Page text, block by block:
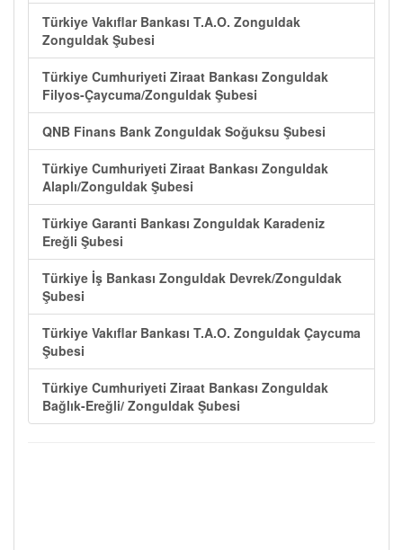
Türkiye Vakıflar Bankası T.A.O. Zonguldak
Zonguldak Şubesi
Türkiye Cumhuriyeti Ziraat Bankası Zonguldak
Filyos-Çaycuma/Zonguldak Şubesi
QNB Finans Bank Zonguldak Soğuksu Şubesi
Türkiye Cumhuriyeti Ziraat Bankası Zonguldak
Alaplı/Zonguldak Şubesi
Türkiye Garanti Bankası Zonguldak Karadeniz
Ereğli Şubesi
Türkiye İş Bankası Zonguldak Devrek/Zonguldak
Şubesi
Türkiye Vakıflar Bankası T.A.O. Zonguldak Çaycuma
Şubesi
Türkiye Cumhuriyeti Ziraat Bankası Zonguldak
Bağlık-Ereğli/ Zonguldak Şubesi